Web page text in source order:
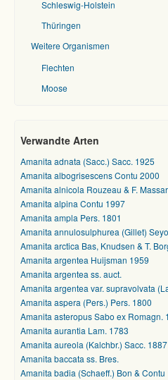
Schleswig-Holstein
Thüringen
Weitere Organismen
Flechten
Moose
Verwandte Arten
Amanita adnata (Sacc.) Sacc. 1925
Amanita albogrisescens Contu 2000
Amanita alnicola Rouzeau & F.
Amanita alpina Contu 1997
Amanita ampla Pers. 1801
Amanita annulosulphurea (Gillet)
Amanita arctica Bas, Knudsen & T.
Amanita argentea Huijsman 1959
Amanita argentea ss. auct.
Amanita argentea var. supravolvata
Amanita aspera (Pers.) Pers. 1800
Amanita asteropus Sabo ex Romagn.
Amanita aurantia Lam. 1783
Amanita aureola (Kalchbr.) Sacc. 1887
Amanita baccata ss. Bres.
Amanita badia (Schaeff.) Bon & Contu